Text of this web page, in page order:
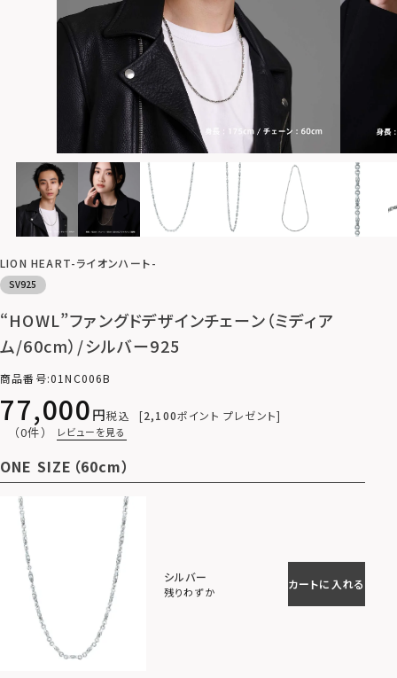
LION HEART-ライオンハート-
SV925
“HOWL”ファングドデザインチェーン（ミディア
ム/60cm）/シルバー925
商品番号 01NC006B
77,000 税込 2,100ポイント プレゼント
（0件） レビューを見る
ONE SIZE（60cm）
シルバー
残りわずか
カートに入れる